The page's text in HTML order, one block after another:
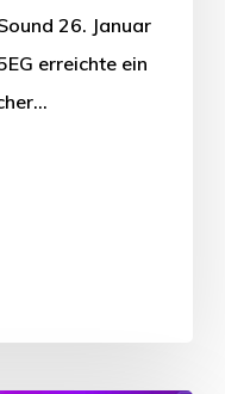
26. Januar
erreichte ein